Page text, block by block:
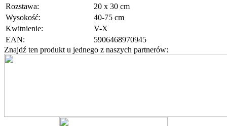
Rozstawa:
20 x 30 cm
Wysokość:
40-75 cm
Kwitnienie:
V-X
EAN:
5906468970945
Znajdź ten produkt u jednego z naszych partnerów: